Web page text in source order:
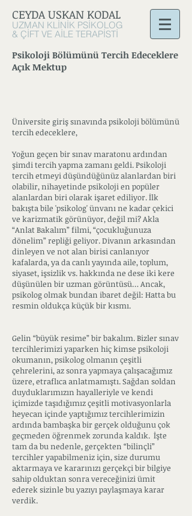
CEYDA USKANKODAL
UZMAN KLİNİK PSİKOLOG
& ÇİFT VE AİLE TERAPİSTİ
Psikoloji Bölümünü Tercih Edeceklere
Açık Mektup
Üniversite giriş sınavında psikoloji bölümünü
tercih edeceklere,
Yoğun geçen bir sınav maratonu ardından
şimdi tercih yapma zamanı geldi. Psikoloji
tercih etmeyi düşündüğünüz alanlardan biri
olabilir, nihayetinde psikoloji en popüler
alanlardan biri olarak işaret ediliyor. İlk
bakışta bile 'psikolog' ünvanı ne kadar çekici
ve karizmatik görünüyor, değil mi? Akla
“Anlat Bakalım” filmi, “çocukluğunuza
dönelim” repliği geliyor. Divanın arkasından
dinleyen ve not alan birisi canlanıyor
kafalarda, ya da canlı yayında aile, toplum,
siyaset, işsizlik vs. hakkında ne dese iki kere
düşünülen bir uzman görüntüsü… Ancak,
psikolog olmak bundan ibaret değil: Hatta bu
resmin oldukça küçük bir kısmı.
Gelin “büyük resime” bir bakalım. Bizler sınav
tercihlerimizi yaparken hiç kimse psikoloji
okumanın, psikolog olmanın çeşitli
çehrelerini, az sonra yapmaya çalışacağımız
üzere, etraflıca anlatmamıştı. Sağdan soldan
duyduklarımızın hayalleriyle ve kendi
içimizde taşıdığımız çeşitli motivasyonlarla
heyecan içinde yaptığımız tercihlerimizin
ardında bambaşka bir gerçek olduğunu çok
geçmeden öğrenmek zorunda kaldık. İşte
tam da bu nedenle, gerçekten “bilinçli”
tercihler yapabilmeniz için, size durumu
aktarmaya ve kararınızı gerçekçi bir bilgiye
sahip olduktan sonra vereceğinizi ümit
ederek sizinle bu yazıyı paylaşmaya karar
verdik.